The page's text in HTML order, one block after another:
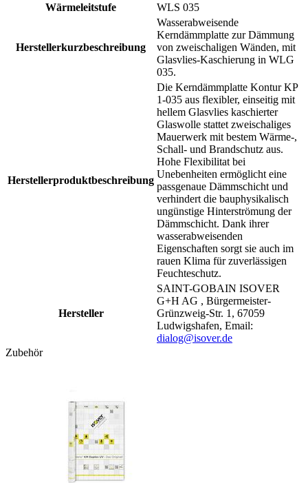
Wärmeleitstufe
WLS 035
Herstellerkurzbeschreibung
Wasserabweisende
Kerndämmplatte zur Dämmung
von zweischaligen Wänden, mit
Glasvlies-Kaschierung in WLG
035.
Herstellerproduktbeschreibung
Die Kerndämmplatte Kontur KP
1-035 aus flexibler, einseitig mit
hellem Glasvlies kaschierter
Glaswolle stattet zweischaliges
Mauerwerk mit bestem Wärme-,
Schall- und Brandschutz aus.
Hohe Flexibilitat bei
Unebenheiten ermöglicht eine
passgenaue Dämmschicht und
verhindert die bauphysikalisch
ungünstige Hinterströmung der
Dämmschicht. Dank ihrer
wasserabweisenden
Eigenschaften sorgt sie auch im
rauen Klima für zuverlässigen
Feuchteschutz.
Hersteller
SAINT-GOBAIN ISOVER
G+H AG , Bürgermeister-
Grünzweig-Str. 1, 67059
Ludwigshafen, Email:
dialog@isover.de
Zubehör